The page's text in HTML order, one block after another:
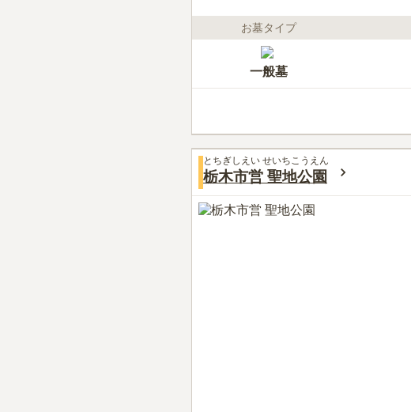
お墓タイプ
一般墓
とちぎしえい せいちこうえん
栃木市営 聖地公園